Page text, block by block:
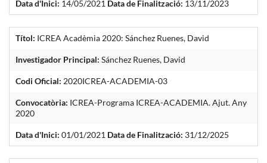
Data d'Inici: 14/05/2021 Data de Finalització: 13/11/2023
Títol: ICREA Acadèmia 2020: Sánchez Ruenes, David
Investigador Principal: Sánchez Ruenes, David
Codi Oficial: 2020ICREA-ACADEMIA-03
Convocatòria: ICREA-Programa ICREA-ACADEMIA. Ajut. Any
2020
Data d'Inici: 01/01/2021 Data de Finalització: 31/12/2025